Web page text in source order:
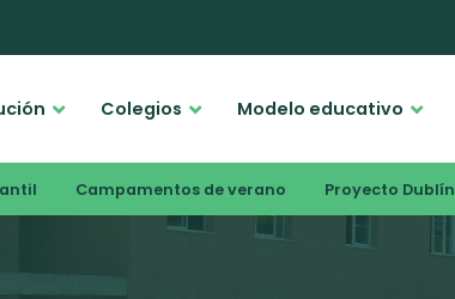
Colegios Modelo educativo
Campamentos de verano Proyecto Dublín